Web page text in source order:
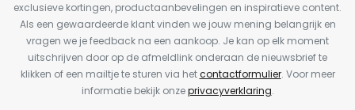
exclusieve kortingen, productaanbevelingen en inspiratieve content.
Als een gewaardeerde klant vinden we jouw mening belangrijk en
vragen we je feedback na een aankoop. Je kan op elk moment
uitschrijven door op de afmeldlink onderaan de nieuwsbrief te
klikken of een mailtje te sturen via hetcontactformulier. Voor meer
informatie bekijk onzeprivacyverklaring.